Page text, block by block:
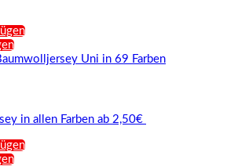
Uni in 69 Farben